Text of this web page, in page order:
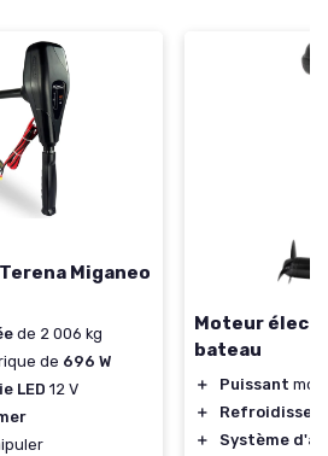
Miganeo
de 2 006 kg
de 696 W
LED 12 V
Moteur
bateau
＋ Puissant
＋
＋
Système